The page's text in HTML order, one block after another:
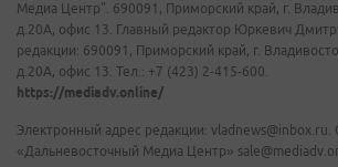
Медиа Центр". 690091, Приморский край, г.
д.20А, офис 13. Главный редактор Юркевич
редакции: 690091, Приморский край, г.
д.20А, офис 13. Тел.: +7 (423) 2-415-600.
https://mediadv.online/
Электронный адрес редакции:
«Дальневосточный Медиа Центр»